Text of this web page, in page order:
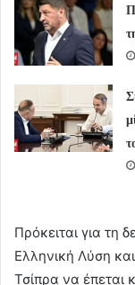
Πρόκειται για τη
Ελληνική Λύση
Τσίπρα να έπεται